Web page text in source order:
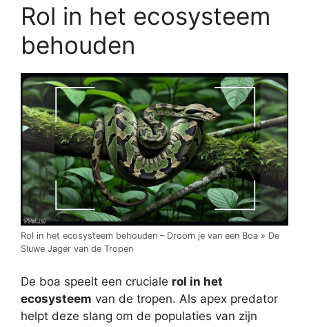
Rol in het ecosysteem
behouden
Rol in het ecosysteem behouden – Droom je van een Boa » De
Sluwe Jager van de Tropen
De boa speelt een cruciale rol in het
ecosysteem van de tropen. Als apex predator
helpt deze slang om de populaties van zijn